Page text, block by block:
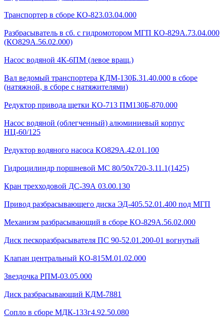
Транспортер в сборе КО-823.03.04.000
Разбрасыватель в сб. с гидромотором МГП КО-829А.73.04.000
(КО829А.56.02.000)
Насос водяной 4К-6ПМ (левое вращ.)
Вал ведомый транспортера КДМ-130Б.31.40.000 в сборе
(натяжной, в сборе с натяжителями)
Редуктор привода щетки КО-713 ПМ130Б-870.000
Насос водяной (облегченный) алюминиевый корпус
НЦ-60/125
Редуктор водяного насоса КО829А.42.01.100
Гидроцилиндр поршневой МС 80/50х720-3.11.1(1425)
Кран трехходовой ДС-39А 03.00.130
Привод разбрасывающего диска ЭД-405.52.01.400 под МГП
Механизм разбрасывающий в сборе КО-829А.56.02.000
Диск пескоразбрасывателя ПС 90-52.01.200-01 вогнутый
Клапан центральный КО-815М.01.02.000
Звездочка РПМ-03.05.000
Диск разбрасывающий КДМ-7881
Сопло в сборе МДК-133г4.92.50.080